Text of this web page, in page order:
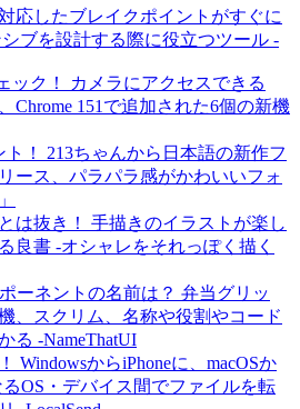
応したブレイクポイントがすぐに
ブを設計する際に役立つツール -
ック！ カメラにアクセスできる
Chrome 151で追加された6個の新機
ト！ 213ちゃんから日本語の新作フ
ース、パラパラ感がかわいいフォ
は抜き！ 手描きのイラストが楽し
良書 -オシャレをそれっぽく描く
ーネントの名前は？ 弁当グリッ
、スクリム、名称や役割やコード
る -NameThatUI
WindowsからiPhoneに、macOSか
OS・デバイス間でファイルを転